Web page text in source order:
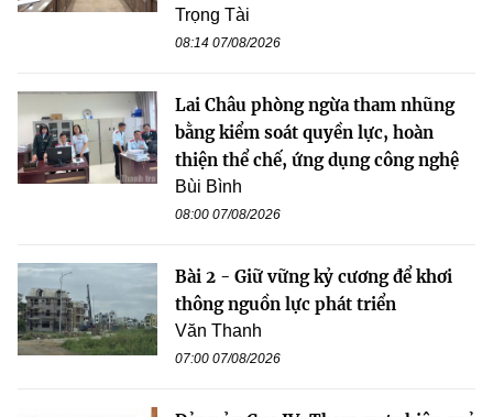
Trọng Tài
08:14 07/08/2026
Lai Châu phòng ngừa tham nhũng
bằng kiểm soát quyền lực, hoàn
thiện thể chế, ứng dụng công nghệ
Bùi Bình
08:00 07/08/2026
Bài 2 - Giữ vững kỷ cương để khơi
thông nguồn lực phát triển
Văn Thanh
07:00 07/08/2026